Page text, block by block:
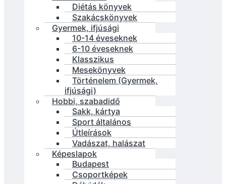
Diétás könyvek
Szakácskönyvek
Gyermek, ifjúsági
10-14 éveseknek
6-10 éveseknek
Klasszikus
Mesekönyvek
Történelem (Gyermek,
ifjúsági)
Hobbi, szabadidő
Sakk, kártya
Sport általános
Útleírások
Vadászat, halászat
Képeslapok
Budapest
Csoportképek